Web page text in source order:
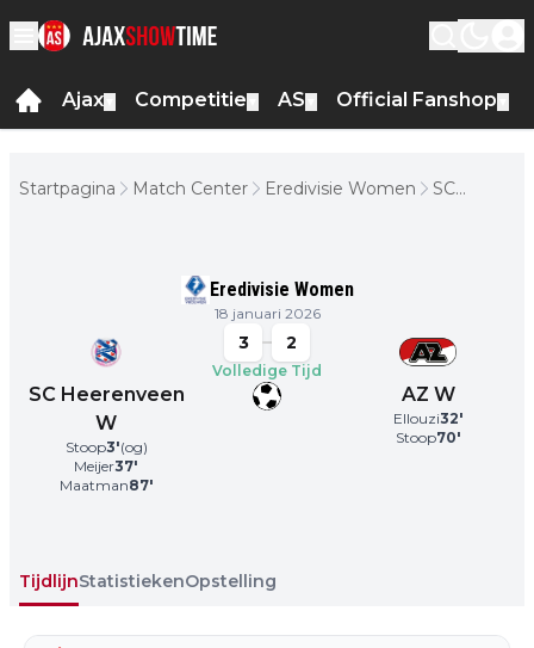
Ajax Competitie AS Official Fanshop
Startpagina Match Center Eredivisie Women
SC
Eredivisie Women
18 januari 2026
SC Heerenveen
W
Stoop3'(og)
Meijer37'
Maatman87'
3 2
Volledige Tijd
AZ W
Ellouzi32'
Stoop70'
TijdlijnStatistiekenOpstelling